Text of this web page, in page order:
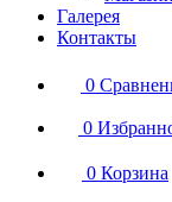
Галерея
Контакты
0
0
0 Корзина